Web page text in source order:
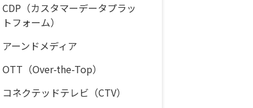
CDP（カスタマーデータプラッ
トフォーム）
アーンドメディア
OTT（Over-the-Top）
コネクテッドテレビ（CTV）